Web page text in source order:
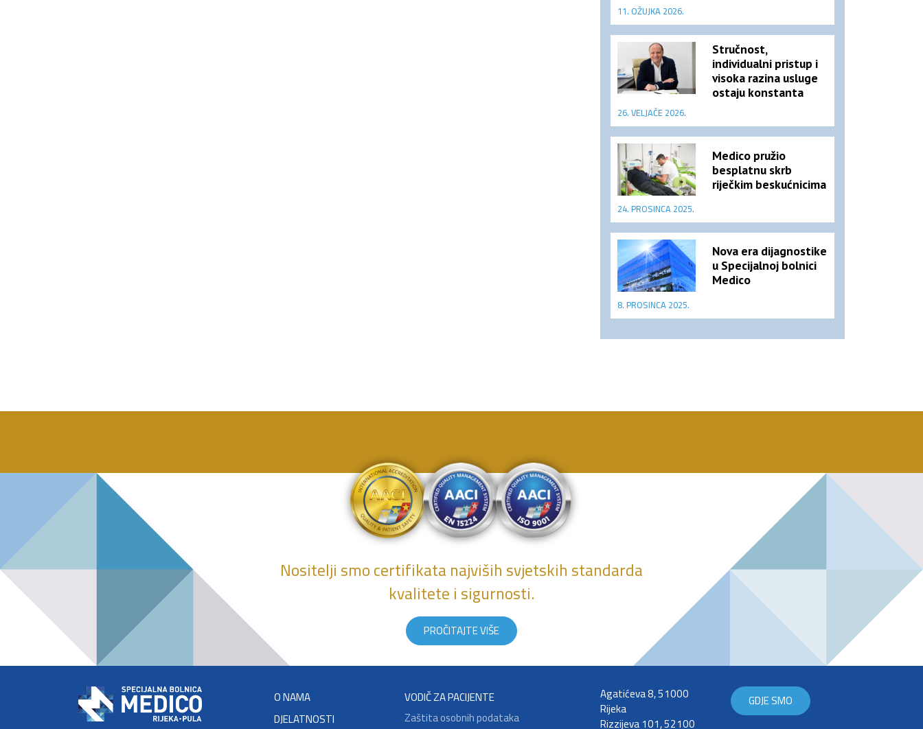
11. OŽUJKA 2026.
Stručnost,
individualni pristup i
visoka razina usluge
ostaju konstanta
26. VELJAČE 2026.
Medico pružio
besplatnu skrb
riječkim beskućnicima
24. PROSINCA 2025.
Nova era dijagnostike
u Specijalnoj bolnici
Medico
8. PROSINCA 2025.
Nositelji smo certifikata najviših svjetskih standarda
kvalitete i sigurnosti.
PROČITAJTE VIŠE
O NAMA
DJELATNOSTI
VODIČ ZA PACIJENTE
Zaštita osobnih podataka
Agatićeva 8, 51000
Rijeka
Rizzijeva 101, 52100
GDJE SMO